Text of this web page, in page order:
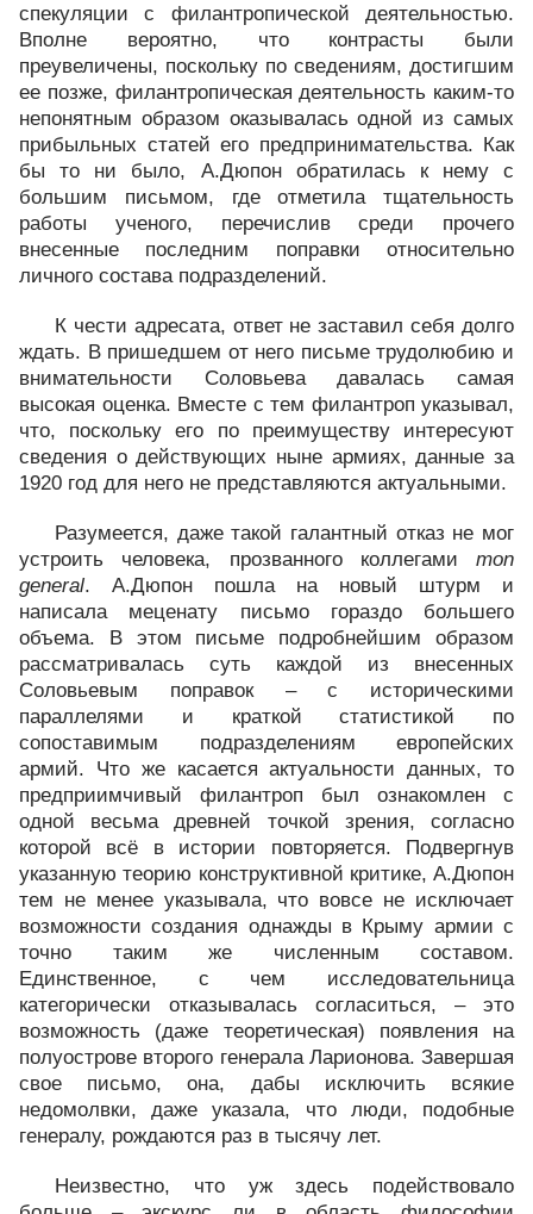
спекуляции с филантропической деятельностью.
Вполне вероятно, что контрасты были
преувеличены, поскольку по сведениям, достигшим
ее позже, филантропическая деятельность каким-то
непонятным образом оказывалась одной из самых
прибыльных статей его предпринимательства. Как
бы то ни было, А.Дюпон обратилась к нему с
большим письмом, где отметила тщательность
работы ученого, перечислив среди прочего
внесенные последним поправки относительно
личного состава подразделений.
К чести адресата, ответ не заставил себя долго
ждать. В пришедшем от него письме трудолюбию и
внимательности Соловьева давалась самая
высокая оценка. Вместе с тем филантроп указывал,
что, поскольку его по преимуществу интересуют
сведения о действующих ныне армиях, данные за
1920 год для него не представляются актуальными.
Разумеется, даже такой галантный отказ не мог
устроить человека, прозванного коллегами mon
general. А.Дюпон пошла на новый штурм и
написала меценату письмо гораздо большего
объема. В этом письме подробнейшим образом
рассматривалась суть каждой из внесенных
Соловьевым поправок – с историческими
параллелями и краткой статистикой по
сопоставимым подразделениям европейских
армий. Что же касается актуальности данных, то
предприимчивый филантроп был ознакомлен с
одной весьма древней точкой зрения, согласно
которой всё в истории повторяется. Подвергнув
указанную теорию конструктивной критике, А.Дюпон
тем не менее указывала, что вовсе не исключает
возможности создания однажды в Крыму армии с
точно таким же численным составом.
Единственное, с чем исследовательница
категорически отказывалась согласиться, – это
возможность (даже теоретическая) появления на
полуострове второго генерала Ларионова. Завершая
свое письмо, она, дабы исключить всякие
недомолвки, даже указала, что люди, подобные
генералу, рождаются раз в тысячу лет.
Неизвестно, что уж здесь подействовало